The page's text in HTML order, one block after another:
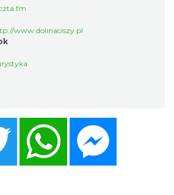
www.dolinaciszy.pl
Twitter WhatsApp